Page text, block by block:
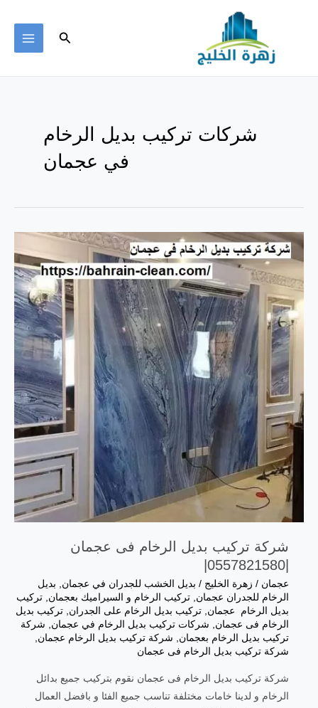
البحث
شركات تركيب بديل الرخام
في عجمان
شركة تركيب بديل الرخام فى عجمان
|0557821580|
عجمان / زهرة الخليج / ‏بديل الخشب للجدران في عجمان
بديل
الرخام للجدران عجمان تركيب الرخام و السيراميك بعجمان تركيب
بديل الرخام عجمان تركيب بديل الرخام على الجدران تركيب بديل
الرخام فى عجمان
شركات تركيب بديل الرخام في عجمان
شركة
تركيب بديل الرخام بعجمان
شركة تركيب بديل الرخام عجمان
شركة تركيب بديل الرخام فى عجمان
شركة تركيب بديل الرخام فى عجمان نقوم بتركيب جميع بدائل
الرخام و لدينا خامات مختلفة تناسب جميع الفئا و بافضل العمال